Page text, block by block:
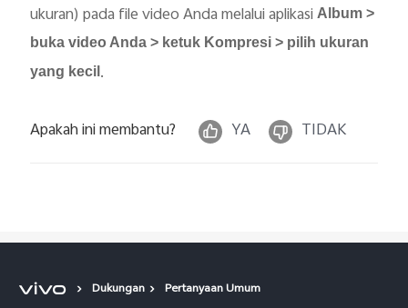
ukuran) pada file video Anda melalui aplikasiAlbum >
buka video Anda > ketuk Kompresi > pilih ukuran
yang kecil .
Apakah ini membantu? YA TIDAK
Dukungan Pertanyaan Umum